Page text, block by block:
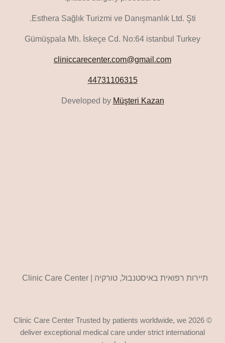
Esthera Sağlık Turizmi ve Danışmanlık Ltd. Şti.
Gümüşpala Mh. İskeçe Cd. No:64 istanbul Turkey
cliniccarecenter.com@gmail.com
44731106315
Developed by Müşteri Kazan
תיירות רפואית באיסטנבול, טורקיה | Clinic Care Center
© 2026 Clinic Care Center Trusted by patients worldwide, we
deliver exceptional medical care under strict international